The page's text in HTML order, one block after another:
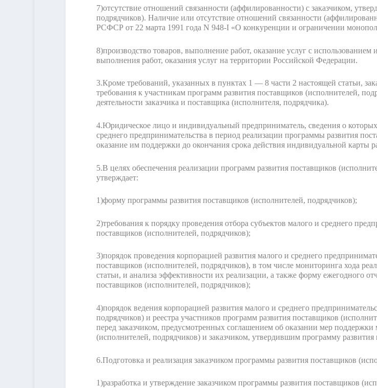
7)отсутствие отношений связанности (аффилированности) с заказчиком,
подрядчиков). Наличие или отсутствие отношений связанности
РСФСР от 22 марта 1991 года N 948-I «О конкуренции и ограничении
8)производство товаров, выполнение работ, оказание услуг с
выполнения работ, оказания услуг на территории Российской Федерации.
3.Кроме требований, указанных в пунктах 1 — 8 части 2 настоящей статьи,
требования к участникам программ развития поставщиков (исполнителей,
деятельности заказчика и поставщика (исполнителя, подрядчика).
4.Юридическое лицо и индивидуальный предприниматель, сведения о
среднего предпринимательства в период реализации программы развития
оказание им поддержки до окончания срока действия индивидуальной карты
5.В целях обеспечения реализации программ развития поставщиков
утверждает:
1)форму программы развития поставщиков (исполнителей, подрядчиков);
2)требования к порядку проведения отбора субъектов малого и среднего
поставщиков (исполнителей, подрядчиков);
3)порядок проведения корпорацией развития малого и среднего
поставщиков (исполнителей, подрядчиков), в том числе мониторинга хода
статьи, и анализа эффективности их реализации, а также форму ежегодного
поставщиков (исполнителей, подрядчиков);
4)порядок ведения корпорацией развития малого и среднего
подрядчиков) и реестра участников программ развития поставщиков
перед заказчиком, предусмотренных соглашением об оказании мер
(исполнителей, подрядчиков) и заказчиком, утвердившим программу
6.Подготовка и реализация заказчиком программы развития поставщиков
1)разработка и утверждение заказчиком программы развития поставщиков